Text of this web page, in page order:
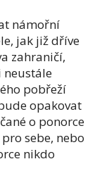
námořní
jak již dříve
zahraničí,
neustále
pobřeží
opakovat
o ponorce
sebe, nebo
nikdo